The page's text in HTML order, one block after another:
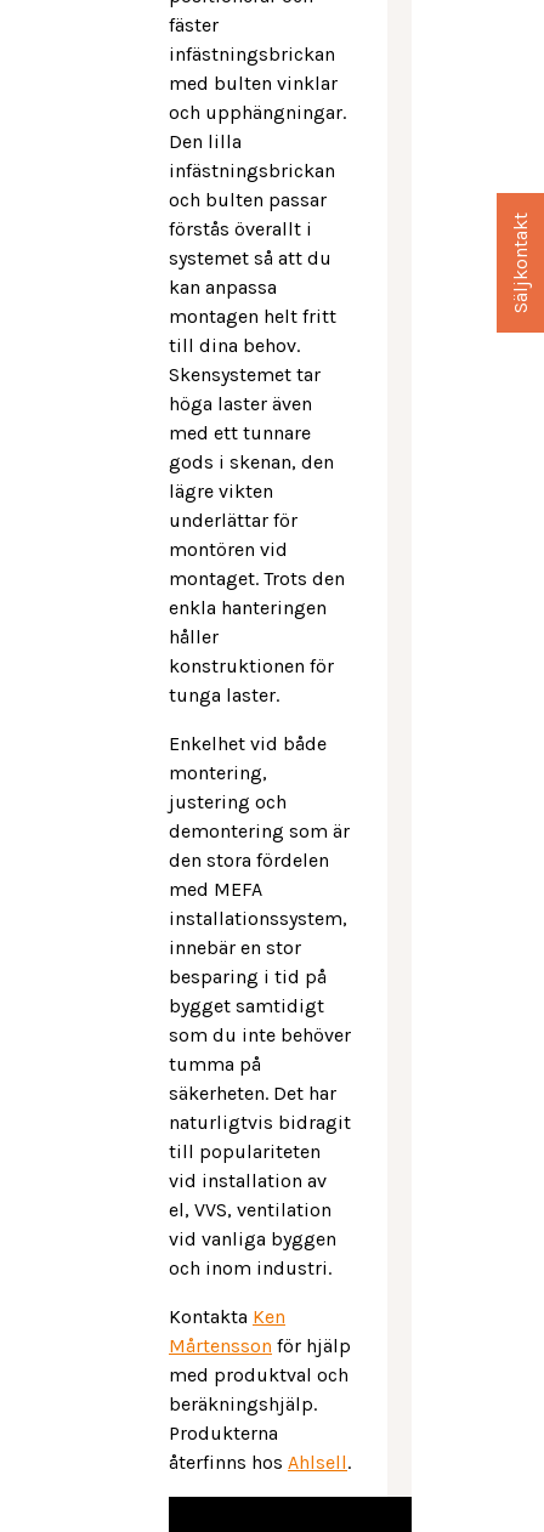
fäster
infästningsbrickan
med bulten vinklar
och upphängningar.
Den lilla
infästningsbrickan
och bulten passar
förstås överallt i
systemet så att du
kan anpassa
montagen helt fritt
till dina behov.
Skensystemet tar
höga laster även
med ett tunnare
gods i skenan, den
lägre vikten
underlättar för
montören vid
montaget. Trots den
enkla hanteringen
håller
konstruktionen för
tunga laster.
Enkelhet vid både
montering,
justering och
demontering som är
den stora fördelen
med MEFA
installationssystem,
innebär en stor
besparing i tid på
bygget samtidigt
som du inte behöver
tumma på
säkerheten. Det har
naturligtvis bidragit
till populariteten
vid installation av
el, VVS, ventilation
vid vanliga byggen
och inom industri.
Kontakta Ken
Mårtensson för hjälp
med produktval och
beräkningshjälp.
Produkterna
återfinns hos Ahlsell.
Säljkontakt